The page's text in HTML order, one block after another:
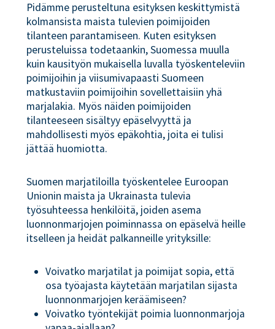
Pidämme perusteltuna esityksen keskittymistä
kolmansista maista tulevien poimijoiden
tilanteen parantamiseen. Kuten esityksen
perusteluissa todetaankin, Suomessa muulla
kuin kausityön mukaisella luvalla työskenteleviin
poimijoihin ja viisumivapaasti Suomeen
matkustaviin poimijoihin sovellettaisiin yhä
marjalakia. Myös näiden poimijoiden
tilanteeseen sisältyy epäselvyyttä ja
mahdollisesti myös epäkohtia, joita ei tulisi
jättää huomiotta.
Suomen marjatiloilla työskentelee Euroopan
Unionin maista ja Ukrainasta tulevia
työsuhteessa henkilöitä, joiden asema
luonnonmarjojen poiminnassa on epäselvä heille
itselleen ja heidät palkanneille yrityksille:
Voivatko marjatilat ja poimijat sopia, että
osa työajasta käytetään marjatilan sijasta
luonnonmarjojen keräämiseen?
Voivatko työntekijät poimia luonnonmarjoja